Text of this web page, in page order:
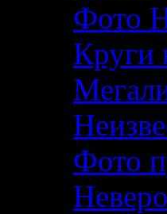
Фото
Круги
Фото